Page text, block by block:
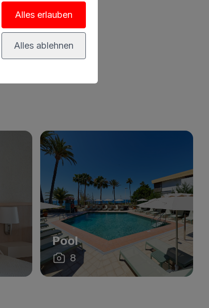
Hotels in Meloneras,
Pool
8
Alles erlauben
Alles ablehnen